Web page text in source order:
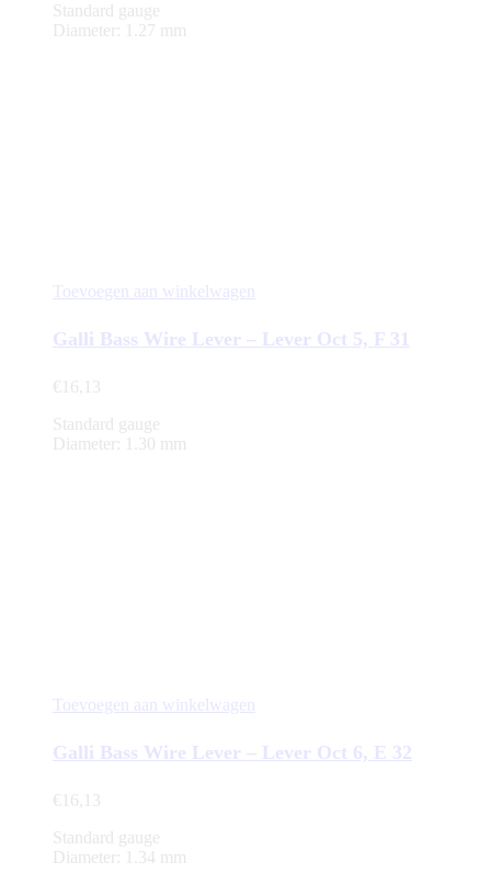
Standard gauge
Diameter: 1.27 mm
Toevoegen aan winkelwagen
Galli Bass Wire Lever – Lever Oct 5, F 31
€
16,13
Standard gauge
Diameter: 1.30 mm
Toevoegen aan winkelwagen
Galli Bass Wire Lever – Lever Oct 6, E 32
€
16,13
Standard gauge
Diameter: 1.34 mm